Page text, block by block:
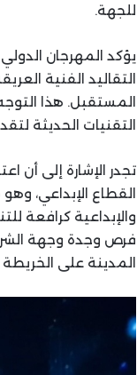
للجهة.
يؤكد المهرجان
التقاليد الفنية
المستقبل. هذا
التقنيات الحديثة
تجدر الإشارة إلى أن
القطاع الإبداعي،
والإبداعية كرافعة
فرص وجدة وجهة
المدينة على